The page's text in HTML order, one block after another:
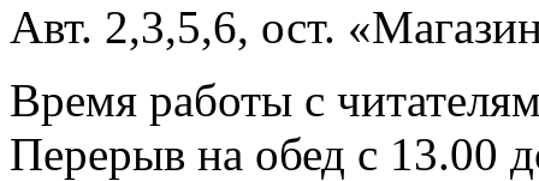
Авт. 2,3,5,6, ост.
Время работы с
Перерыв на обед с 13.00